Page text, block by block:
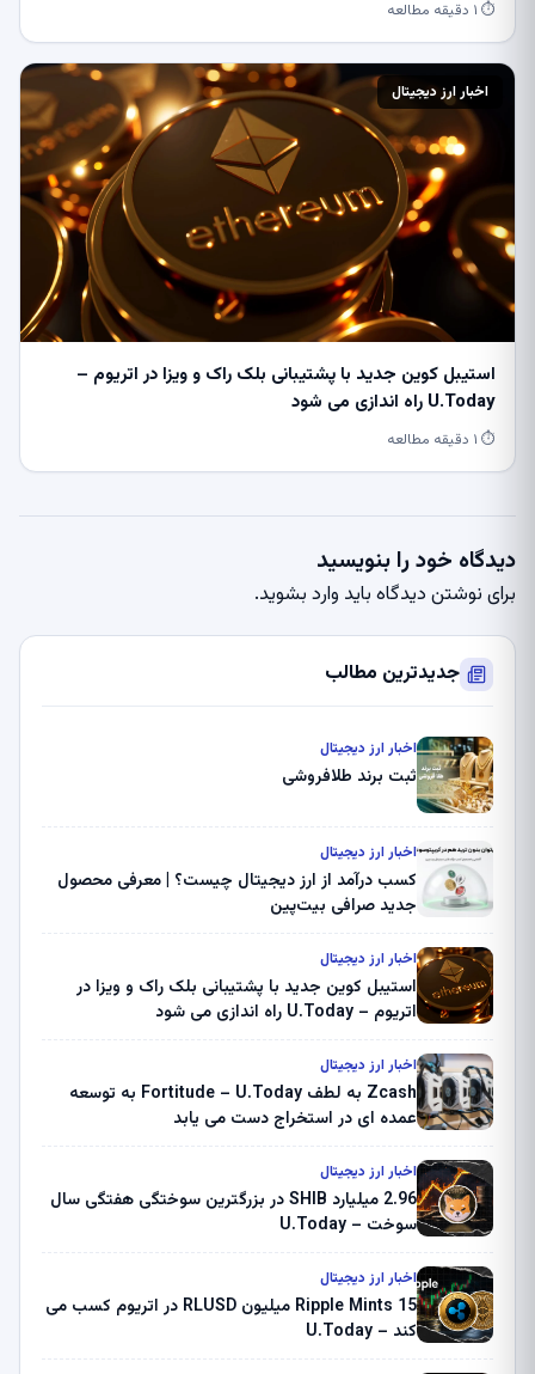
⏱ ۱ دقیقه مطالعه
اخبار ارز دیجیتال
استیبل کوین جدید با پشتیبانی بلک راک و ویزا در اتریوم –
U.Today راه اندازی می شود
⏱ ۱ دقیقه مطالعه
دیدگاه خود را بنویسید
برای نوشتن دیدگاه باید وارد بشوید.
جدیدترین مطالب
اخبار ارز دیجیتال
ثبت برند طلافروشی
اخبار ارز دیجیتال
کسب درآمد از ارز دیجیتال چیست؟ | معرفی محصول
جدید صرافی بیت‌پین
اخبار ارز دیجیتال
استیبل کوین جدید با پشتیبانی بلک راک و ویزا در
اتریوم – U.Today راه اندازی می شود
اخبار ارز دیجیتال
Zcash به لطف Fortitude – U.Today به توسعه
عمده ای در استخراج دست می یابد
اخبار ارز دیجیتال
2.96 میلیارد SHIB در بزرگترین سوختگی هفتگی سال
سوخت – U.Today
اخبار ارز دیجیتال
Ripple Mints 15 میلیون RLUSD در اتریوم کسب می
کند – U.Today